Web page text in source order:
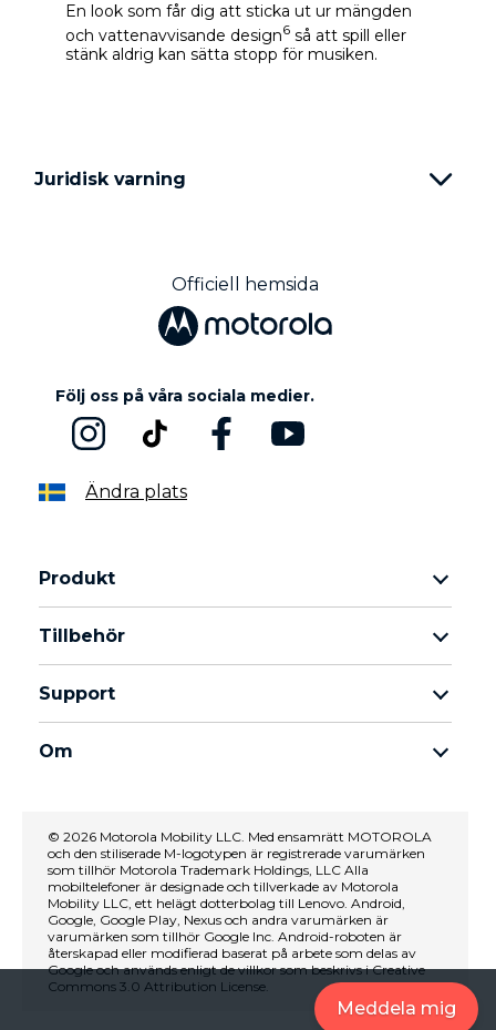
Meddela mig
En look som får dig att sticka ut ur mängden
och vattenavvisande design6 så att spill eller
stänk aldrig kan sätta stopp för musiken.
Juridisk varning
Officiell hemsida
Följ oss på våra sociala medier.
Ändra plats
Produkt
moto g-familjen
thinkphone by motorola
Tillbehör
moto tag
Support
kontakta oss
Reparationsstatus
Återställning och smart assistent
Om
Försäljningsvillkor
Användarvillkor
Försäljningsvillkor
Innovation
Careers
© 2026 Motorola Mobility LLC. Med ensamrätt MOTOROLA
och den stiliserade M-logotypen är registrerade varumärken
som tillhör Motorola Trademark Holdings, LLC Alla
mobiltelefoner är designade och tillverkade av Motorola
Mobility LLC, ett helägt dotterbolag till Lenovo. Android,
Google, Google Play, Nexus och andra varumärken är
varumärken som tillhör Google Inc. Android-roboten är
återskapad eller modifierad baserat på arbete som delas av
Google och används enligt de villkor som beskrivs i Creative
Commons 3.0 Attribution License.